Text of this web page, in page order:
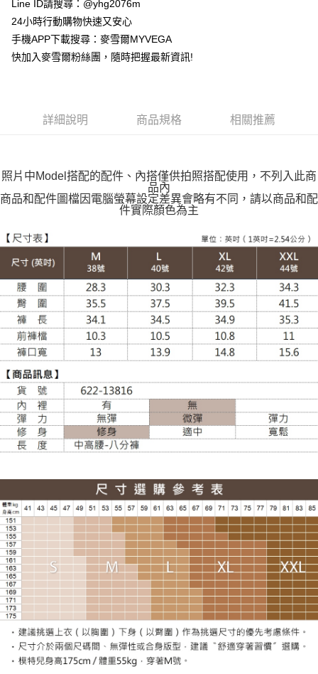
運送方式
全家取貨付款
每筆NT$100，滿NT$599(含以上)免運費
付款後萊爾富取貨
每筆NT$100，滿NT$988(含以上)免運費
每筆NT$100，滿NT$988(含以上)免運費
付款後7-11取貨
每筆NT$100，滿NT$988(含以上)免運費
大嘴鳥宅配通
每筆NT$100，滿NT$988(含以上)免運費
貨到付款
每筆NT$120
Line ID請搜尋：@yhg2076m
24小時行動購物快速又安心
手機APP下載搜尋：麥雪爾MYVEGA
快加入麥雪爾粉絲團，隨時把握最新資訊!
詳細說明 商品規格 相關推薦
照片中Model搭配的配件、內搭僅供拍照搭配使用，不列入此商
品內
商品和配件圖檔因電腦螢幕設定差異會略有不同，請以商品和配
件實際顏色為主